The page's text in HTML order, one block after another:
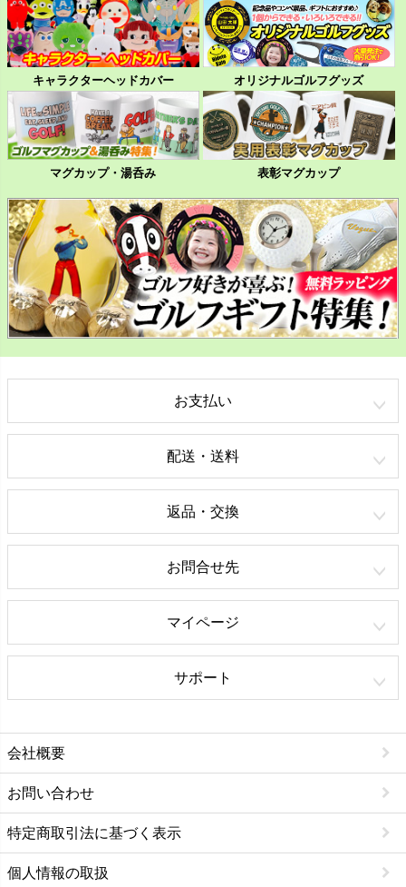
キャラクターヘッドカバー オリジナルゴルフグッズ
マグカップ・湯呑み 表彰マグカップ
お支払い
配送・送料
返品・交換
お問合せ先
マイページ
サポート
会社概要
お問い合わせ
特定商取引法に基づく表示
個人情報の取扱